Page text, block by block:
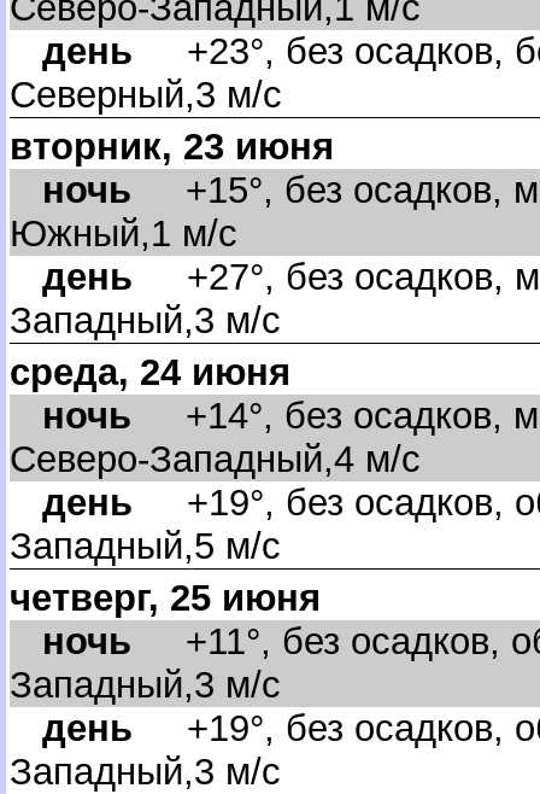
день +23°, без осадков,
Северный,3 м/с
торник, 23 июня
ночь +15°, без осадков,
Южный,1 м/с
день +27°, без осадков,
Западный,3 м/с
среда, 24 июня
ночь +14°, без осадков,
Северо-Западный,4 м/с
день +19°, без осадков,
Западный,5 м/с
четверг, 25 июня
ночь +11°, без осадков,
Западный,3 м/с
день +19°, без осадков,
Западный,3 м/с